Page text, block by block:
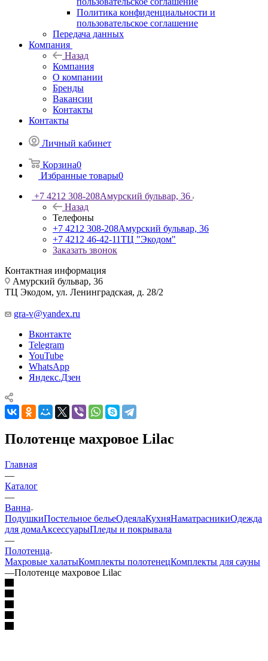
Политика конфиденциальности и
пользовательское соглашение
Передача данных
Компания
Назад
Компания
О компании
Бренды
Вакансии
Контакты
Контакты
Личный кабинет
Корзина0
Избранные товары0
+7 4212 308-208Амурский бульвар, 36
Назад
Телефоны
+7 4212 308-208Амурский бульвар, 36
+7 4212 46-42-11ТЦ "Экодом"
Заказать звонок
Контактная информация
Амурский бульвар, 36
ТЦ Экодом, ул. Ленинградская, д. 28/2
gra-v@yandex.ru
Вконтакте
Telegram
YouTube
WhatsApp
Яндекс.Дзен
Полотенце махровое Lilac
Главная
—
Каталог
—
Ванна
ПодушкиПостельное бельеОдеялаКухняНаматрасникиОдежда
для домаАксессуарыПледы и покрывала
—
Полотенца
Махровые халатыКомплекты полотенецКомплекты для сауны
—Полотенце махровое Lilac